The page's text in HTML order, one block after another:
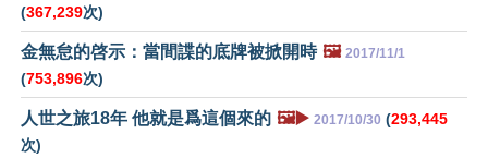
(367,239次)
金無怠的啓示：當間諜的底牌被掀開時 🖼️ 2017/11/1
(753,896次)
人世之旅18年 他就是爲這個來的 🖼️▶️ 2017/10/30 (293,445
次)